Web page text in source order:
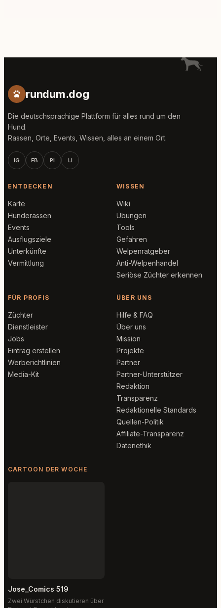
rundum.dog
Die deutschsprachige Plattform für alles rund um den
Hund.
Rassen, Orte, Events, Wissen, alles an einem Ort.
IG FB PI LI
ENTDECKEN
Karte
Hunderassen
Events
Ausflugsziele
Unterkünfte
Vermittlung
WISSEN
Wiki
Übungen
Tools
Gefahren
Welpenratgeber
Anti-Welpenhandel
Seriöse Züchter erkennen
FÜR PROFIS
Züchter
Dienstleister
Jobs
Eintrag erstellen
Werberichtlinien
Media-Kit
ÜBER UNS
Hilfe & FAQ
Über uns
Mission
Projekte
Partner
Partner-Unterstützer
Redaktion
Transparenz
Redaktionelle Standards
Quellen-Politik
Affiliate-Transparenz
Datenethik
CARTOON DER WOCHE
Jose_Comics 519
Zwei Würstchen diskutieren über